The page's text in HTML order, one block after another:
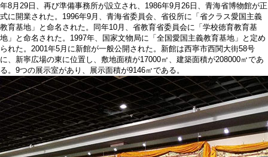
年8月29日、再び準備事務所が設立され、1986年9月26日、青海省博物館が正
式に開業された。1996年9月、青海省委員会、省役所に「省クラス愛国主義
教育基地」と命名された。同年10月、省教育省委員会に「学校徳育教育基
地」と命名された。1997年、国家文物局に「全国愛国主義教育基地」と定め
られた。2001年5月に新館が一般公開された。新館は西寧市西関大街58号
に、新寧広場の東に位置し、敷地面積が17000㎡、建築面積が208000㎡であ
る。9つの展示室があり、展示面積が9146㎡である。